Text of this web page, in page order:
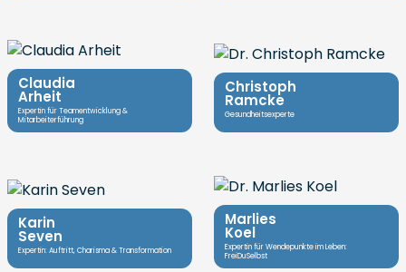
Claudia
Arheit
Expertin für Teamentwicklung &
Mitarbeiterführung
Christoph
Ramcke
Gesundheitsexperte
Karin
Seven
Expertin: Auftritt, Charisma & Transformation
Marlies
Koel
Expertin für Wendepunkte im Leben:
FreiDuSelbst